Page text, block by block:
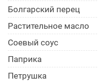
Болгарский перец
Растительное масло
Соевый соус
Паприка
Петрушка